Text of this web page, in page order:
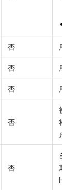
否 用
否 用
否 用
否
初
将
户
否
自
期